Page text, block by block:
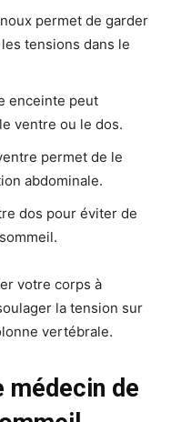
permet de garder
tensions dans le
enceinte peut
ventre ou le dos.
permet de le
abdominale.
dos pour éviter de
votre corps à
la tension sur
vertébrale.
médecin de